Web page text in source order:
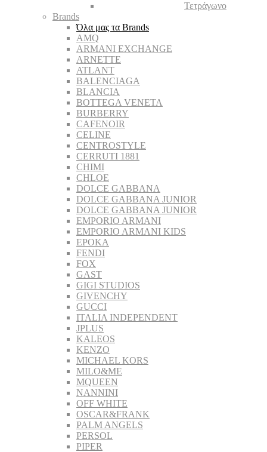
Τετράγωνο
Brands
Όλα μας τα Brands
AMQ
ARMANI EXCHANGE
ARNETTE
ATLANT
BALENCIAGA
BLANCIA
BOTTEGA VENETA
BURBERRY
CAFENOIR
CELINE
CENTROSTYLE
CERRUTI 1881
CHIMI
CHLOE
DOLCE GABBANA
DOLCE GABBANA JUNIOR
DOLCE GABBANA JUNIOR
EMPORIO ARMANI
EMPORIO ARMANI KIDS
EPOKA
FENDI
FOX
GAST
GIGI STUDIOS
GIVENCHY
GUCCI
ITALIA INDEPENDENT
JPLUS
KALEOS
KENZO
MICHAEL KORS
MILO&ME
MQUEEN
NANNINI
OFF WHITE
OSCAR&FRANK
PALM ANGELS
PERSOL
PIPER